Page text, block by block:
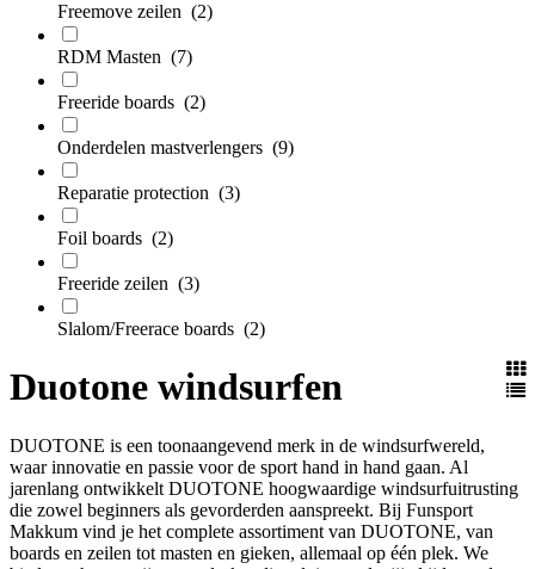
Freemove zeilen (2)
RDM Masten (7)
Freeride boards (2)
Onderdelen mastverlengers (9)
Reparatie protection (3)
Foil boards (2)
Freeride zeilen (3)
Slalom/Freerace boards (2)
Duotone windsurfen
DUOTONE is een toonaangevend merk in de windsurfwereld,
waar innovatie en passie voor de sport hand in hand gaan. Al
jarenlang ontwikkelt DUOTONE hoogwaardige windsurfuitrusting
die zowel beginners als gevorderden aanspreekt. Bij Funsport
Makkum vind je het complete assortiment van DUOTONE, van
boards en zeilen tot masten en gieken, allemaal op één plek. We